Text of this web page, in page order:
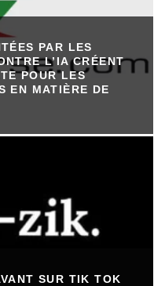
PAR LES
L’IA CRÉENT
POUR LES
EN MATIÈRE DE
SUR TIK TOK